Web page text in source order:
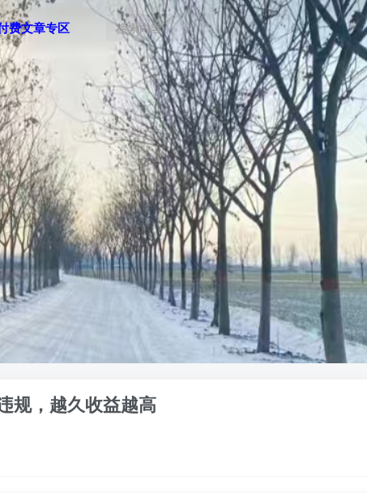
费文章专区
规，越久收益越高